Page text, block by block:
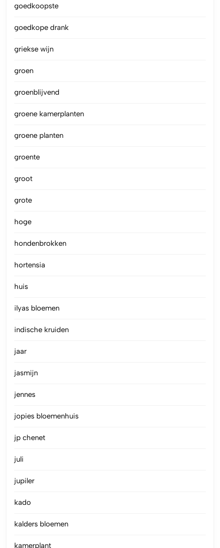
goedkoopste
goedkope drank
griekse wijn
groen
groenblijvend
groene kamerplanten
groene planten
groente
groot
grote
hoge
hondenbrokken
hortensia
huis
ilyas bloemen
indische kruiden
jaar
jasmijn
jennes
jopies bloemenhuis
jp chenet
juli
jupiler
kado
kalders bloemen
kamerplant